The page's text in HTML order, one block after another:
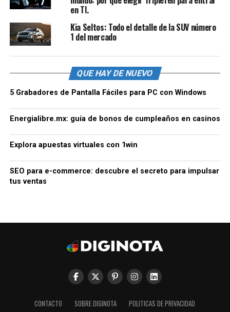
en TI.
Kia Seltos: Todo el detalle de la SUV número
1 del mercado
QUE HAY DE NUEVO
5 Grabadores de Pantalla Fáciles para PC con Windows
Energialibre.mx: guía de bonos de cumpleaños en casinos
Explora apuestas virtuales con 1win
SEO para e-commerce: descubre el secreto para impulsar
tus ventas
CONTACTO SOBRE DIGINOTA POLITICAS DE PRIVACIDAD